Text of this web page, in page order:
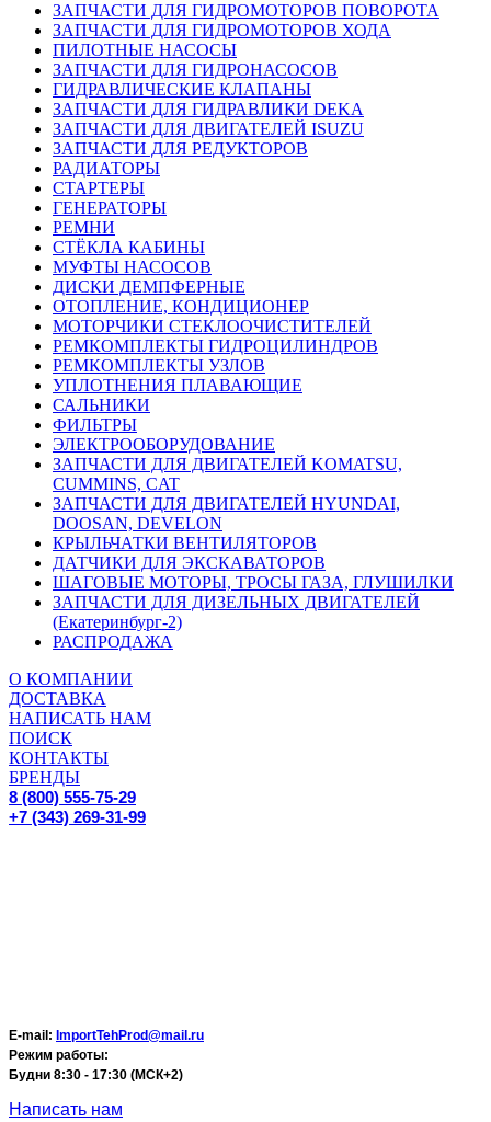
ЗАПЧАСТИ ДЛЯ ГИДРОМОТОРОВ ПОВОРОТА
ЗАПЧАСТИ ДЛЯ ГИДРОМОТОРОВ ХОДА
ПИЛОТНЫЕ НАСОСЫ
ЗАПЧАСТИ ДЛЯ ГИДРОНАСОСОВ
ГИДРАВЛИЧЕСКИЕ КЛАПАНЫ
ЗАПЧАСТИ ДЛЯ ГИДРАВЛИКИ DEKA
ЗАПЧАСТИ ДЛЯ ДВИГАТЕЛЕЙ ISUZU
ЗАПЧАСТИ ДЛЯ РЕДУКТОРОВ
РАДИАТОРЫ
СТАРТЕРЫ
ГЕНЕРАТОРЫ
РЕМНИ
СТЁКЛА КАБИНЫ
МУФТЫ НАСОСОВ
ДИСКИ ДЕМПФЕРНЫЕ
ОТОПЛЕНИЕ, КОНДИЦИОНЕР
МОТОРЧИКИ СТЕКЛООЧИСТИТЕЛЕЙ
РЕМКОМПЛЕКТЫ ГИДРОЦИЛИНДРОВ
РЕМКОМПЛЕКТЫ УЗЛОВ
УПЛОТНЕНИЯ ПЛАВАЮЩИЕ
САЛЬНИКИ
ФИЛЬТРЫ
ЭЛЕКТРООБОРУДОВАНИЕ
ЗАПЧАСТИ ДЛЯ ДВИГАТЕЛЕЙ KOMATSU,
CUMMINS, CAT
ЗАПЧАСТИ ДЛЯ ДВИГАТЕЛЕЙ HYUNDAI,
DOOSAN, DEVELON
КРЫЛЬЧАТКИ ВЕНТИЛЯТОРОВ
ДАТЧИКИ ДЛЯ ЭКСКАВАТОРОВ
ШАГОВЫЕ МОТОРЫ, ТРОСЫ ГАЗА, ГЛУШИЛКИ
ЗАПЧАСТИ ДЛЯ ДИЗЕЛЬНЫХ ДВИГАТЕЛЕЙ
(Екатеринбург-2)
РАСПРОДАЖА
О КОМПАНИИ
ДОСТАВКА
НАПИСАТЬ НАМ
ПОИСК
КОНТАКТЫ
БРЕНДЫ
8 (800) 555-75-29
+7 (343) 269-31-99
E-mail: ImportTehProd@mail.ru
Режим работы:
Будни 8:30 - 17:30 (МСК+2)
Написать нам